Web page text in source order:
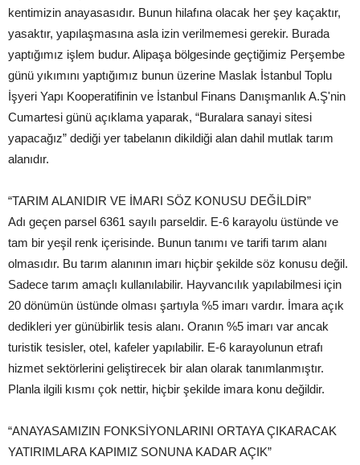
kentimizin anayasasıdır. Bunun hilafına olacak her şey kaçaktır,
yasaktır, yapılaşmasına asla izin verilmemesi gerekir. Burada
yaptığımız işlem budur. Alipaşa bölgesinde geçtiğimiz Perşembe
günü yıkımını yaptığımız bunun üzerine Maslak İstanbul Toplu
İşyeri Yapı Kooperatifinin ve İstanbul Finans Danışmanlık A.Ş'nin
Cumartesi günü açıklama yaparak, “Buralara sanayi sitesi
yapacağız” dediği yer tabelanın dikildiği alan dahil mutlak tarım
alanıdır.
“TARIM ALANIDIR VE İMARI SÖZ KONUSU DEĞİLDİR”
Adı geçen parsel 6361 sayılı parseldir. E-6 karayolu üstünde ve
tam bir yeşil renk içerisinde. Bunun tanımı ve tarifi tarım alanı
olmasıdır. Bu tarım alanının imarı hiçbir şekilde söz konusu değil.
Sadece tarım amaçlı kullanılabilir. Hayvancılık yapılabilmesi için
20 dönümün üstünde olması şartıyla %5 imarı vardır. İmara açık
dedikleri yer günübirlik tesis alanı. Oranın %5 imarı var ancak
turistik tesisler, otel, kafeler yapılabilir. E-6 karayolunun etrafı
hizmet sektörlerini geliştirecek bir alan olarak tanımlanmıştır.
Planla ilgili kısmı çok nettir, hiçbir şekilde imara konu değildir.
“ANAYASAMIZIN FONKSİYONLARINI ORTAYA ÇIKARACAK
YATIRIMLARA KAPIMIZ SONUNA KADAR AÇIK”